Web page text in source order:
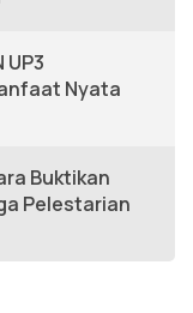
UP3
Nyata
Buktikan
Pelestarian